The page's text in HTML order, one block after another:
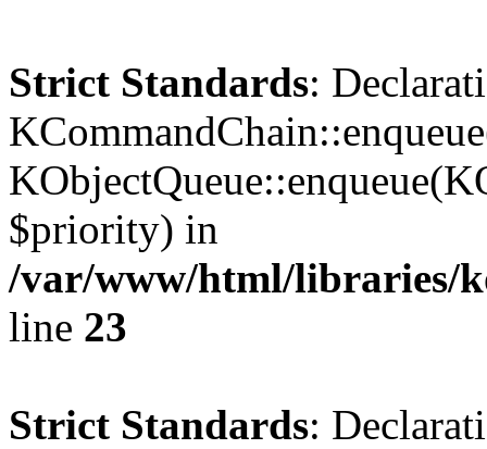
Strict Standards:
$priority) in
/var/www/html/libraries/
line 23
Strict Standards: